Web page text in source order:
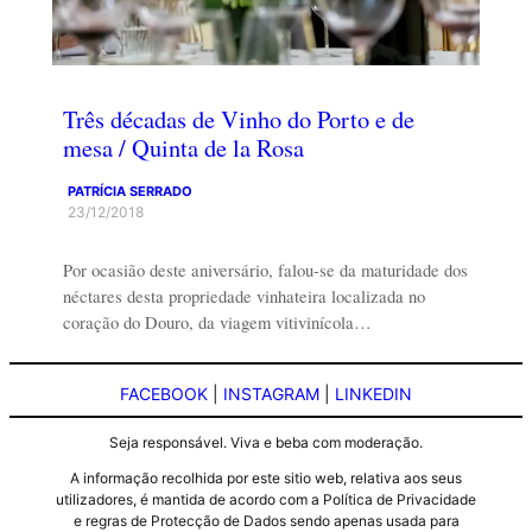
Três décadas de Vinho do Porto e de
mesa / Quinta de la Rosa
PATRÍCIA SERRADO
23/12/2018
Por ocasião deste aniversário, falou-se da maturidade dos
néctares desta propriedade vinhateira localizada no
coração do Douro, da viagem vitivinícola…
FACEBOOK INSTAGRAM LINKEDIN
Seja responsável. Viva e beba com moderação.
A informação recolhida por este sitio web, relativa aos seus
utilizadores, é mantida de acordo com a Política de Privacidade
e regras de Protecção de Dados sendo apenas usada para